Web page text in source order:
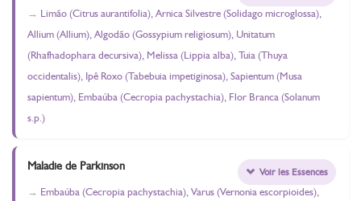
Limão (Citrus aurantifolia), Arnica Silvestre (Solidago microglossa),
Allium (Allium), Algodão (Gossypium religiosum), Unitatum
(Rhafhadophara decursiva), Melissa (Lippia alba), Tuia (Thuya
occidentalis), Ipê Roxo (Tabebuia impetiginosa), Sapientum (Musa
sapientum), Embaúba (Cecropia pachystachia), Flor Branca (Solanum
s.p.)
Maladie de Parkinson
Embaúba (Cecropia pachystachia), Varus (Vernonia escorpioides),
Voir les Essences